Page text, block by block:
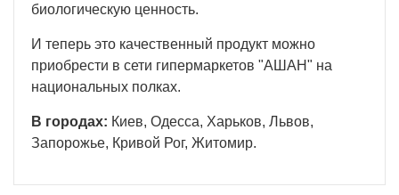
биологическую ценность.
И теперь это качественный продукт можно
приобрести в сети гипермаркетов "АШАН" на
национальных полках.
В городах: Киев, Одесса, Харьков, Львов,
Запорожье, Кривой Рог, Житомир.